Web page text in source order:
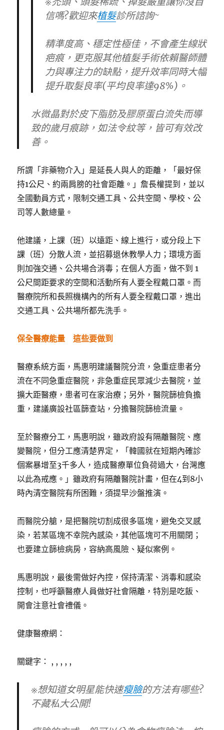
信嗎?歡迎來植髮診所諮詢~
精準度高、穩定性極佳，不會產生線狀
疤痕，更克服其他植髮手術依賴醫師體
力與專注力的缺點，提升效率同時大幅
提升取髮良率(平均良率達98%)。
水微晶對於皮下脂肪及膠原蛋白流失而導
致的歲月痕跡，如法令紋等，皆可有效改
善。
所謂「非藥物介入」是延長人與人的距離，「最好保
持1公尺、約兩肩膀的社會距離。」詹長權提到，並以
全國動員方式，限制交通工具、公共空間、學校、公
司等人數總量。
他建議，上課（班）以遠距、線上進行，或分段上下
課（班）分散人流，並招募退休教學人力；環境方面
則加強交通、公共場合消毒；在個人方面，做不到 1
公尺間距要求的空間和活動所有人要全程戴口罩。而
醫療院所和長照機構內的所有人要全程戴口罩，進出
交通工具、公共場所都先洗手。
保全醫療能量 這些要做到
醫療系統方面，馬惠明建議醫院分流，急重症患者分
流在不同急重症醫院，非急重症民眾減少去醫院，並
擴大距醫療，患者可在家治療；另外，醫院篩檢負擔
重，建議廣設社區篩查站，分擔醫院篩檢流量。
至於醫療分工，馬惠明說，雖政府設有隔離醫院、應
變醫院，但分工應清楚界定，「韓國就在短期內確診
個案暴增至3千多人，造成醫療單位負荷過大，台灣應
以此為戒應。」雖政府有隔離醫院計畫，但在4到8小
時內清空醫院有所困難，須提早沙盤推演。
而醫院分艙，是把醫院切割成很多區塊，避免交叉感
染，若某區塊不幸院內感染，其他區塊可不用關閉；
也要建立篩檢病房，容納高風險、疑似案例。
馬惠明說，最後需做好內控，保持清潔、消毒和感染
控制，也呼籲醫療人員做好社會隔離，特別是吃飯、
開會注意社會禮儀。
健康醫療網：
關鍵字： , , , , ,
※想知道女明星能快速瘦臉的方法有哪些?
不藏私大公開!